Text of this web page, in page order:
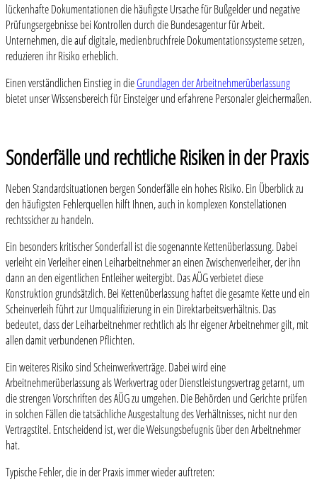
lückenhafte Dokumentationen die häufigste Ursache für Bußgelder und negative
Prüfungsergebnisse bei Kontrollen durch die Bundesagentur für Arbeit.
Unternehmen, die auf digitale, medienbruchfreie Dokumentationssysteme setzen,
reduzieren ihr Risiko erheblich.
Einen verständlichen Einstieg in dieGrundlagen der Arbeitnehmerüberlassung
bietet unser Wissensbereich für Einsteiger und erfahrene Personaler gleichermaßen.
Sonderfälle und rechtliche Risiken in der Praxis
Neben Standardsituationen bergen Sonderfälle ein hohes Risiko. Ein Überblick zu
den häufigsten Fehlerquellen hilft Ihnen, auch in komplexen Konstellationen
rechtssicher zu handeln.
Ein besonders kritischer Sonderfall ist die sogenannte Kettenüberlassung. Dabei
verleiht ein Verleiher einen Leiharbeitnehmer an einen Zwischenverleiher, der ihn
dann an den eigentlichen Entleiher weitergibt. Das AÜG verbietet diese
Konstruktion grundsätzlich. Bei Kettenüberlassung haftet die gesamte Kette und ein
Scheinverleih führt zur Umqualifizierung in ein Direktarbeitsverhältnis. Das
bedeutet, dass der Leiharbeitnehmer rechtlich als Ihr eigener Arbeitnehmer gilt, mit
allen damit verbundenen Pflichten.
Ein weiteres Risiko sind Scheinwerkverträge. Dabei wird eine
Arbeitnehmerüberlassung als Werkvertrag oder Dienstleistungsvertrag getarnt, um
die strengen Vorschriften des AÜG zu umgehen. Die Behörden und Gerichte prüfen
in solchen Fällen die tatsächliche Ausgestaltung des Verhältnisses, nicht nur den
Vertragstitel. Entscheidend ist, wer die Weisungsbefugnis über den Arbeitnehmer
hat.
Typische Fehler, die in der Praxis immer wieder auftreten: